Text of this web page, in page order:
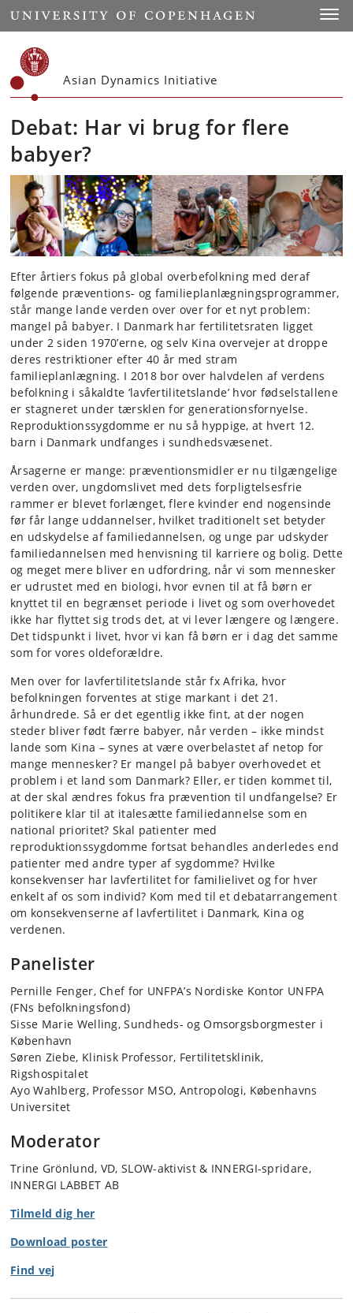
Start
Asian Dynamics Initiative
Debat: Har vi brug for flere
babyer?
Efter årtiers fokus på global overbefolkning med deraf
følgende præventions- og familieplanlægningsprogrammer,
står mange lande verden over over for et nyt problem:
mangel på babyer. I Danmark har fertilitetsraten ligget
under 2 siden 1970’erne, og selv Kina overvejer at droppe
deres restriktioner efter 40 år med stram
familieplanlægning. I 2018 bor over halvdelen af verdens
befolkning i såkaldte ’lavfertilitetslande’ hvor fødselstallene
er stagneret under tærsklen for generationsfornyelse.
Reproduktionssygdomme er nu så hyppige, at hvert 12.
barn i Danmark undfanges i sundhedsvæsenet.
Årsagerne er mange: præventionsmidler er nu tilgængelige
verden over, ungdomslivet med dets forpligtelsesfrie
rammer er blevet forlænget, flere kvinder end nogensinde
før får lange uddannelser, hvilket traditionelt set betyder
en udskydelse af familiedannelsen, og unge par udskyder
familiedannelsen med henvisning til karriere og bolig. Dette
og meget mere bliver en udfordring, når vi som mennesker
er udrustet med en biologi, hvor evnen til at få børn er
knyttet til en begrænset periode i livet og som overhovedet
ikke har flyttet sig trods det, at vi lever længere og længere.
Det tidspunkt i livet, hvor vi kan få børn er i dag det samme
som for vores oldeforældre.
Men over for lavfertilitetslande står fx Afrika, hvor
befolkningen forventes at stige markant i det 21.
århundrede. Så er det egentlig ikke fint, at der nogen
steder bliver født færre babyer, når verden – ikke mindst
lande som Kina – synes at være overbelastet af netop for
mange mennesker? Er mangel på babyer overhovedet et
problem i et land som Danmark? Eller, er tiden kommet til,
at der skal ændres fokus fra prævention til undfangelse? Er
politikere klar til at italesætte familiedannelse som en
national prioritet? Skal patienter med
reproduktionssygdomme fortsat behandles anderledes end
patienter med andre typer af sygdomme? Hvilke
konsekvenser har lavfertilitet for familielivet og for hver
enkelt af os som individ? Kom med til et debatarrangement
om konsekvenserne af lavfertilitet i Danmark, Kina og
verdenen.
Panelister
Pernille Fenger, Chef for UNFPA’s Nordiske Kontor UNFPA
(FNs befolkningsfond)
Sisse Marie Welling, Sundheds- og Omsorgsborgmester i
København
Søren Ziebe, Klinisk Professor, Fertilitetsklinik,
Rigshospitalet
Ayo Wahlberg, Professor MSO, Antropologi, Københavns
Universitet
Moderator
Trine Grönlund, VD, SLOW-aktivist & INNERGI-spridare,
INNERGI LABBET AB
Tilmeld dig her
Download poster
Find vej